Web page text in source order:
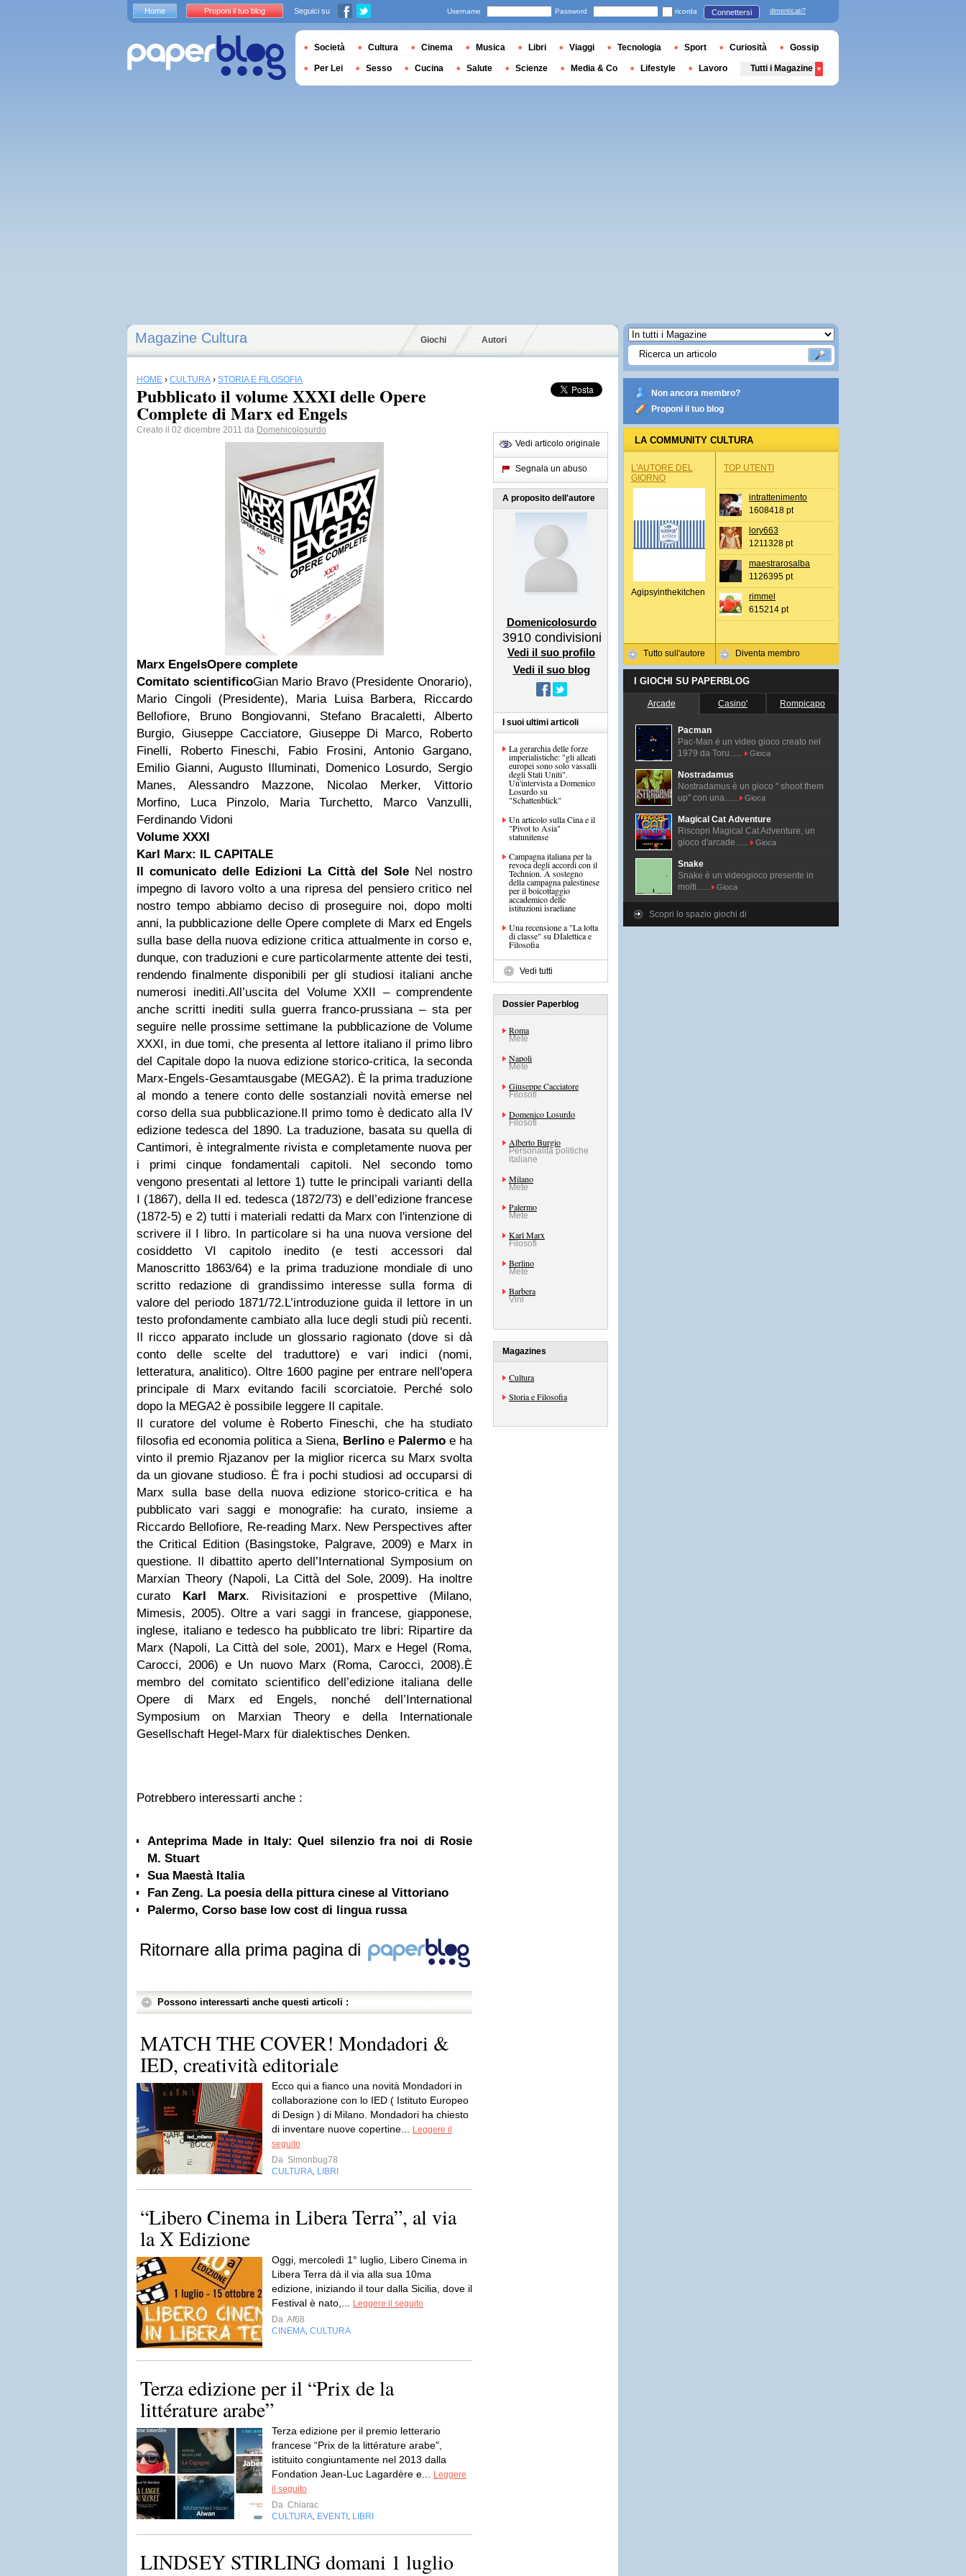
Magazine Cultura Giochi Autori
HOME › CULTURA › STORIA E FILOSOFIA
Pubblicato il volume XXXI delle Opere
Complete di Marx ed Engels
Creato il 02 dicembre 2011 da Domenicolosurdo
Marx EngelsOpere complete
Comitato scientificoGian Mario Bravo (Presidente Onorario),
Mario Cingoli (Presidente), Maria Luisa Barbera, Riccardo
Bellofiore, Bruno Bongiovanni, Stefano Bracaletti, Alberto
Burgio, Giuseppe Cacciatore, Giuseppe Di Marco, Roberto
Finelli, Roberto Fineschi, Fabio Frosini, Antonio Gargano,
Emilio Gianni, Augusto Illuminati, Domenico Losurdo, Sergio
Manes, Alessandro Mazzone, Nicolao Merker, Vittorio
Morfino, Luca Pinzolo, Maria Turchetto, Marco Vanzulli,
Ferdinando Vidoni
Volume XXXI
Karl Marx: IL CAPITALE
Il comunicato delle Edizioni La Città del Sole Nel nostro
impegno di lavoro volto a una ripresa del pensiero critico nel
nostro tempo abbiamo deciso di proseguire noi, dopo molti
anni, la pubblicazione delle Opere complete di Marx ed Engels
sulla base della nuova edizione critica attualmente in corso e,
dunque, con traduzioni e cure particolarmente attente dei testi,
rendendo finalmente disponibili per gli studiosi italiani anche
numerosi inediti.All’uscita del Volume XXII – comprendente
anche scritti inediti sulla guerra franco-prussiana – sta per
seguire nelle prossime settimane la pubblicazione de Volume
XXXI, in due tomi, che presenta al lettore italiano il primo libro
del Capitale dopo la nuova edizione storico-critica, la seconda
Marx-Engels-Gesamtausgabe (MEGA2). È la prima traduzione
al mondo a tenere conto delle sostanziali novità emerse nel
corso della sua pubblicazione.Il primo tomo è dedicato alla IV
edizione tedesca del 1890. La traduzione, basata su quella di
Cantimori, è integralmente rivista e completamente nuova per
i primi cinque fondamentali capitoli. Nel secondo tomo
vengono presentati al lettore 1) tutte le principali varianti della
I (1867), della II ed. tedesca (1872/73) e dell’edizione francese
(1872-5) e 2) tutti i materiali redatti da Marx con l'intenzione di
scrivere il I libro. In particolare si ha una nuova versione del
cosiddetto VI capitolo inedito (e testi accessori dal
Manoscritto 1863/64) e la prima traduzione mondiale di uno
scritto redazione di grandissimo interesse sulla forma di
valore del periodo 1871/72.L’introduzione guida il lettore in un
testo profondamente cambiato alla luce degli studi più recenti.
Il ricco apparato include un glossario ragionato (dove si dà
conto delle scelte del traduttore) e vari indici (nomi,
letteratura, analitico). Oltre 1600 pagine per entrare nell'opera
principale di Marx evitando facili scorciatoie. Perché solo
dopo la MEGA2 è possibile leggere Il capitale.
Il curatore del volume è Roberto Fineschi, che ha studiato
filosofia ed economia politica a Siena, Berlino e Palermo e ha
vinto il premio Rjazanov per la miglior ricerca su Marx svolta
da un giovane studioso. È fra i pochi studiosi ad occuparsi di
Marx sulla base della nuova edizione storico-critica e ha
pubblicato vari saggi e monografie: ha curato, insieme a
Riccardo Bellofiore, Re-reading Marx. New Perspectives after
the Critical Edition (Basingstoke, Palgrave, 2009) e Marx in
questione. Il dibattito aperto dell’International Symposium on
Marxian Theory (Napoli, La Città del Sole, 2009). Ha inoltre
curato Karl Marx. Rivisitazioni e prospettive (Milano,
Mimesis, 2005). Oltre a vari saggi in francese, giapponese,
inglese, italiano e tedesco ha pubblicato tre libri: Ripartire da
Marx (Napoli, La Città del sole, 2001), Marx e Hegel (Roma,
Carocci, 2006) e Un nuovo Marx (Roma, Carocci, 2008).È
membro del comitato scientifico dell’edizione italiana delle
Opere di Marx ed Engels, nonché dell’International
Symposium on Marxian Theory e della Internationale
Gesellschaft Hegel-Marx für dialektisches Denken.
Potrebbero interessarti anche :
Anteprima Made in Italy: Quel silenzio fra noi di Rosie
M. Stuart
Sua Maestà Italia
Fan Zeng. La poesia della pittura cinese al Vittoriano
Palermo, Corso base low cost di lingua russa
Ritornare alla prima pagina di
Possono interessarti anche questi articoli :
MATCH THE COVER! Mondadori &
IED, creatività editoriale
Ecco qui a fianco una novità Mondadori in
collaborazione con lo IED ( Istituto Europeo
di Design ) di Milano. Mondadori ha chiesto
di inventare nuove copertine...
Leggere il
seguito
Da Simonbug78
CULTURA LIBRI
“Libero Cinema in Libera Terra”, al via
la X Edizione
Oggi, mercoledì 1° luglio, Libero Cinema in
Libera Terra dà il via alla sua 10ma
edizione, iniziando il tour dalla Sicilia, dove il
Festival è nato,...
Leggere il seguito
Da Af68
CINEMA CULTURA
Terza edizione per il “Prix de la
littérature arabe”
Terza edizione per il premio letterario
francese “Prix de la littérature arabe”,
istituito congiuntamente nel 2013 dalla
Fondation Jean-Luc Lagardère e...
Leggere
il seguito
Da Chiarac
CULTURA EVENTI LIBRI
LINDSEY STIRLING domani 1 luglio
Vedi articolo originale
Segnala un abuso
A proposito dell'autore
Domenicolosurdo
3910 condivisioni
Vedi il suo profilo
Vedi il suo blog
I suoi ultimi articoli
La gerarchia delle forze
imperialistiche: "gli alleati
europei sono solo vassalli
degli Stati Uniti".
Un'intervista a Domenico
Losurdo su
"Schattenblick"
Un articolo sulla Cina e il
"Pivot to Asia"
statunitense
Campagna italiana per la
revoca degli accordi con il
Technion. A sostegno
della campagna palestinese
per il boicottaggio
accademico delle
istituzioni israeliane
Una recensione a "La lotta
di classe" su DIalettica e
Filosofia
Vedi tutti
Dossier Paperblog
Roma
Mete
Napoli
Mete
Giuseppe Cacciatore
Filosofi
Domenico Losurdo
Filosofi
Alberto Burgio
Personalità politiche
italiane
Milano
Mete
Palermo
Mete
Karl Marx
Filosofi
Berlino
Mete
Barbera
Vini
Magazines
Cultura
Storia e Filosofia
Non ancora membro?
Proponi il tuo blog
LA COMMUNITY CULTURA
L'AUTORE DEL
GIORNO
Agipsyinthekitchen
Tutto sull'autore
TOP UTENTI
intrattenimento
1608418 pt
lory663
1211328 pt
maestrarosalba
1126395 pt
rimmel
615214 pt
Diventa membro
I GIOCHI SU PAPERBLOG
Arcade Casino' Rompicapo
Pacman
Pac-Man é un video gioco creato nel
1979 da Toru......
Gioca
Nostradamus
Nostradamus è un gioco " shoot them
up" con una......
Gioca
Magical Cat Adventure
Riscopri Magical Cat Adventure, un
gioco d'arcade......
Gioca
Snake
Snake è un videogioco presente in
molti......
Gioca
Scopri lo spazio giochi di
Home Proponi il tuo blog Seguici su Username Password ricorda Connettersi dimenticati?
Società Cultura Cinema Musica Libri Viaggi Tecnologia Sport Curiosità Gossip
Per Lei Sesso Cucina Salute Scienze Media & Co Lifestyle Lavoro Tutti i Magazine